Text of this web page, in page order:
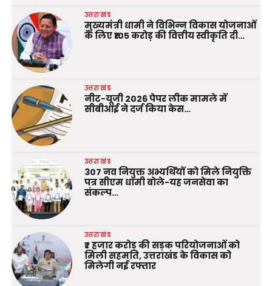
उत्तराखंड
मुख्यमंत्री धामी ने विभिन्न विकास योजनाओं
के लिए ₹105 करोड़ की वित्तीय स्वीकृति दी…
उत्तराखंड
नीट-यूजी 2026 पेपर लीक मामले में
सीबीआई ने दर्ज किया केस…
उत्तराखंड
307 नव नियुक्त अभ्यर्थियों को मिले नियुक्ति
पत्र सीएम धामी बोले-यह जनसेवा का
संकल्प…
उत्तराखंड
₹7 हजार करोड़ की सड़क परियोजनाओं को
मिली सहमति, उत्तराखंड के विकास को
मिलेगी नई रफ्तार